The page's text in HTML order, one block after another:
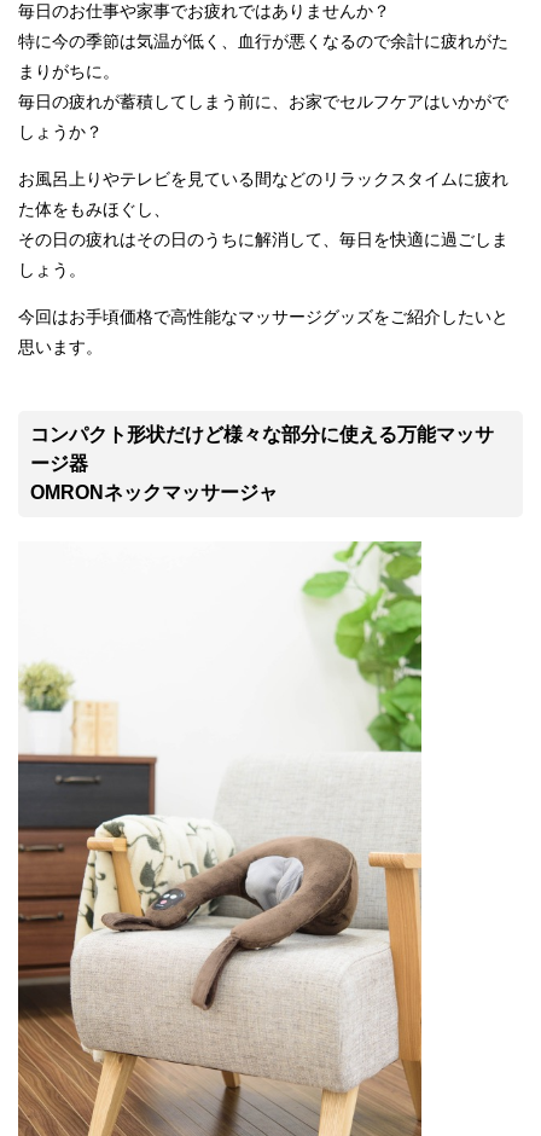
毎日のお仕事や家事でお疲れではありませんか？
特に今の季節は気温が低く、血行が悪くなるので余計に疲れがた
まりがちに。
毎日の疲れが蓄積してしまう前に、お家でセルフケアはいかがで
しょうか？
お風呂上りやテレビを見ている間などのリラックスタイムに疲れ
た体をもみほぐし、
その日の疲れはその日のうちに解消して、毎日を快適に過ごしま
しょう。
今回はお手頃価格で高性能なマッサージグッズをご紹介したいと
思います。
コンパクト形状だけど様々な部分に使える万能マッサ
ージ器
OMRONネックマッサージャ